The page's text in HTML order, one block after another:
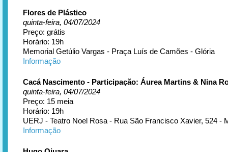
Flores de Plástico
quinta-feira, 04/07/2024
Preço: grátis
Horário: 19h
Memorial Getúlio Vargas - Praça Luís de Camões - Glória
Informação
Cacá Nascimento - Participação: Áurea Martins & Nina
quinta-feira, 04/07/2024
Preço: 15 meia
Horário: 19h
UERJ - Teatro Noel Rosa - Rua São Francisco Xavier, 524 -
Informação